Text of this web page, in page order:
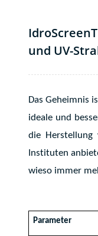
und UV-
Das Geheimnis
ideale und
die
Instituten
wieso immer
Parameter